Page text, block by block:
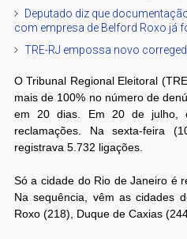
Deputado diz que
com empresa de Belford Roxo já
TRE-RJ empossa novo
O Tribunal Regional Eleitoral
mais de 100% no número de
em 20 dias. Em 20 de julho,
reclamações. Na sexta-feira
registrava 5.732 ligações.
Só a cidade do Rio de Janeiro é
Na sequência, vêm as cidades
Roxo (218), Duque de Caxias